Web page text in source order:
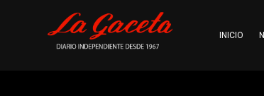
INICIO